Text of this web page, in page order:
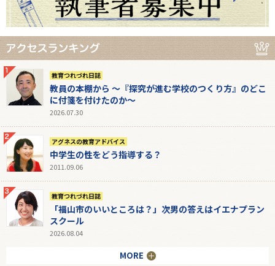
教育つれづれ日誌
教員の本棚から 〜『探究が進む学校のつくり方』のどこ
に付箋を付けたのか〜
2026.07.30
アグネスの教育アドバイス
中学生の性をどう指導する？
2011.09.06
教育つれづれ日誌
「福山市のいいところは？」次男の答えはイエナプラン
スクール
2026.08.04
MORE